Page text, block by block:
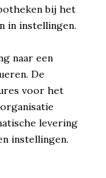
bij het
in instellingen.
naar een
De
voor het
levering
instellingen.